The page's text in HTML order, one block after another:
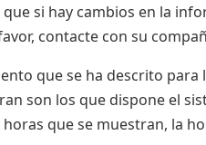
si hay cambios en la
contacte con su
que se ha descrito
son los que dispone el
que se muestran, la